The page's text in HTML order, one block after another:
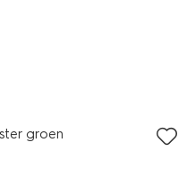
groen